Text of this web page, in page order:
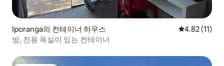
Iporanga의 컨테이너 하우스 평점 4.82점
4.82 (11)
방, 전용 욕실이 있는 컨테이너